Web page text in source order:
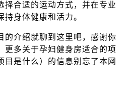
择合适的运动方式，并在专业
持身体健康和活力。
的介绍就聊到这里吧，感谢你
更多关于孕妇健身房适合的项
目是什么）的信息别忘了本网